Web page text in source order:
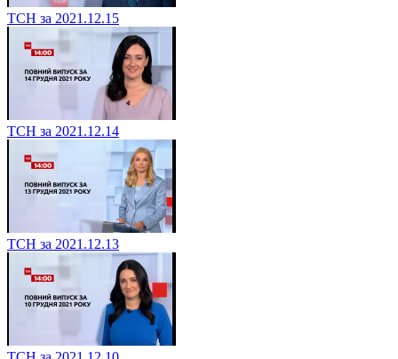
ТСН за 2021.12.15
ТСН за 2021.12.14
ТСН за 2021.12.13